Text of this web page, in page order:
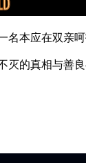
本应在双亲
灭的真相与